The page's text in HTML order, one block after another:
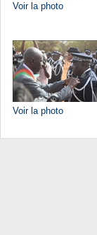
Voir la photo
Voir la photo